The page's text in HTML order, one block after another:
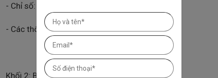
- Chỉ số: Số lần xem
- Các thông số còn lại để mặc định
Khối 2: Biểu đồ Chuỗi thời gian mượt